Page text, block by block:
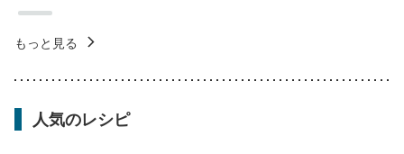
もっと見る
人気のレシピ